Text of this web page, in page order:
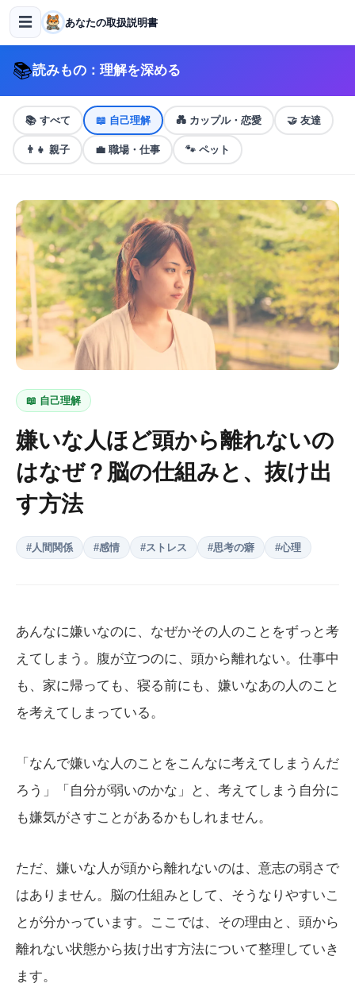
☰ あなたの取扱説明書
📚読みもの：理解を深める
📚 すべて 📖 自己理解 💑 カップル・恋愛 🤝 友達
👨‍👧 親子 💼 職場・仕事 🐾 ペット
📖 自己理解
嫌いな人ほど頭から離れないの
はなぜ？脳の仕組みと、抜け出
す方法
# 人間関係 #感情 #ストレス #思考の癖 #心理
あんなに嫌いなのに、なぜかその人のことをずっと考
えてしまう。腹が立つのに、頭から離れない。仕事中
も、家に帰っても、寝る前にも、嫌いなあの人のこと
を考えてしまっている。
「なんで嫌いな人のことをこんなに考えてしまうんだ
ろう」「自分が弱いのかな」と、考えてしまう自分に
も嫌気がさすことがあるかもしれません。
ただ、嫌いな人が頭から離れないのは、意志の弱さで
はありません。脳の仕組みとして、そうなりやすいこ
とが分かっています。ここでは、その理由と、頭から
離れない状態から抜け出す方法について整理していき
ます。